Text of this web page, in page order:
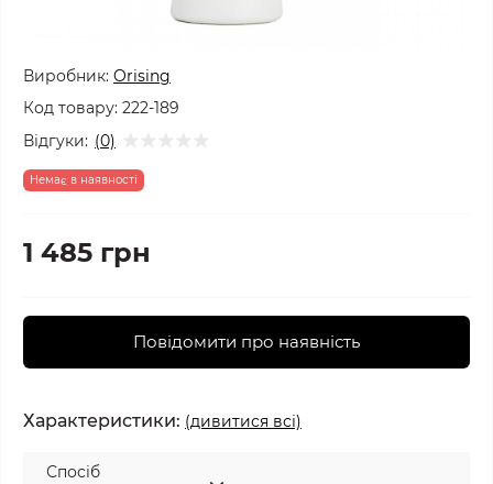
Виробник: Orising
Код товару: 222-189
Відгуки: (0)
Немає в наявності
1 485 грн
Повідомити про наявність
Характеристики: (дивитися всі)
Спосіб